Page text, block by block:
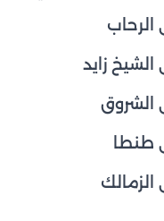
زايد
الشروق
طنطا